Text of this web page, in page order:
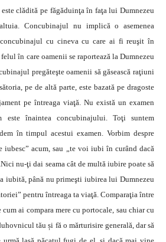
clădită pe făgăduinţa în faţa lui Dumnezeu
Concubinajul nu implică o asemenea
cu cineva cu care ai fi reuşit în
în care oamenii se raportează la Dumnezeu
pregăteşte oamenii să găsească raţiuni
pe de altă parte, este bazată pe dragoste
pe întreaga viaţă. Nu există un examen
este înaintea concubinajului. Toţi suntem
în timpul acestui examen. Vorbim despre
iubesc” acum, sau „te voi iubi în curând dacă
nu-ţi dai seama cât de multă iubire poate să
iubită, până nu primeşti iubirea lui Dumnezeu
pentru întreaga ta viaţă. Comparaţia între
ai compara mere cu portocale, sau chiar cu
tău și fă o mărturisire generală, dar să